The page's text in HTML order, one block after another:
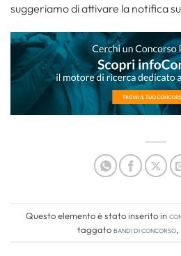
suggeriamo di attivare la notifica su
Questo elemento è stato inserito in
taggatobandi di concorso,